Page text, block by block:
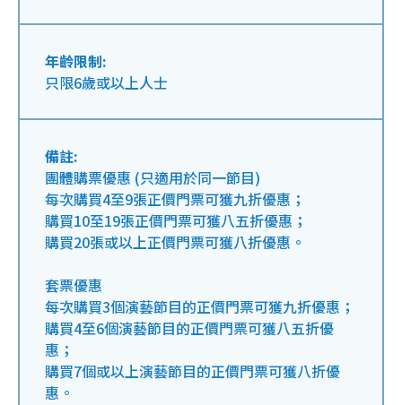
年齡限制:
只限6歲或以上人士
備註:
團體購票優惠 (只適用於同一節目)
每次購買4至9張正價門票可獲九折優惠；
購買10至19張正價門票可獲八五折優惠；
購買20張或以上正價門票可獲八折優惠。
套票優惠
每次購買3個演藝節目的正價門票可獲九折優惠；
購買4至6個演藝節目的正價門票可獲八五折優
惠；
購買7個或以上演藝節目的正價門票可獲八折優
惠。